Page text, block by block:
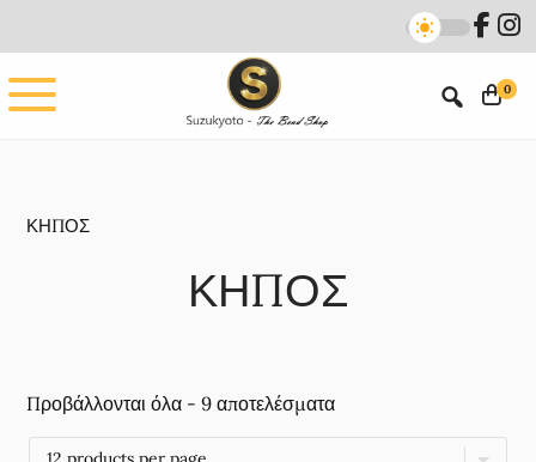
main
content
footer
0
ΚΗΠΟΣ
ΚΗΠΟΣ
Προβάλλονται όλα - 9 αποτελέσματα